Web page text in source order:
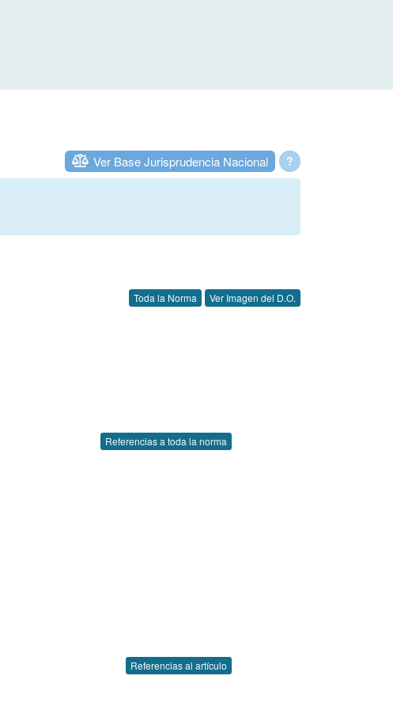
?
Ver Base Jurisprudencia Nacional
Toda la Norma Ver Imagen del D.O.
Referencias a toda la norma
Referencias al artículo